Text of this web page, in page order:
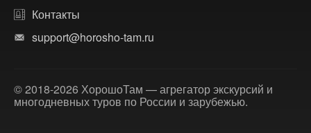
Контакты
support@horosho-tam.ru
© 2018-2026 ХорошоТам — агрегатор экскурсий и
многодневных туров по России и зарубежью.